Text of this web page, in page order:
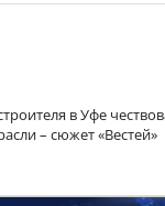
в Уфе
– сюжет «Вестей»